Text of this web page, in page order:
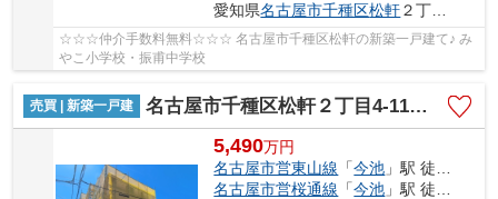
愛知県名古屋市千種区松軒２丁目4-11
☆☆☆仲介手数料無料☆☆☆ 名古屋市千種区松軒の新築一戸建て♪ み
やこ小学校・振甫中学校
売買 | 新築一戸建 名古屋市千種区松軒２丁目4-11【仲介手数料無料】新築一戸建て 2号棟
5,490万円
名古屋市営東山線 「今池 」駅 徒歩17分
名古屋市営桜通線 「今池 」駅 徒歩17分